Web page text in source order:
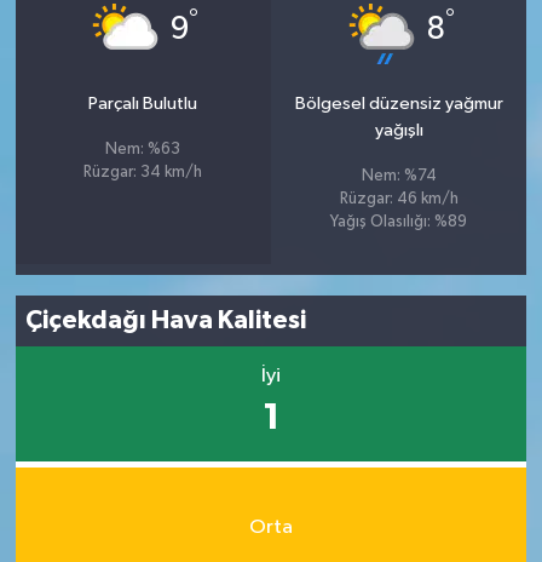
9°
Parçalı Bulutlu
Nem: %63
Rüzgar: 34 km/h
8°
Bölgesel düzensiz yağmur
yağışlı
Nem: %74
Rüzgar: 46 km/h
Yağış Olasılığı: %89
Çiçekdağı Hava Kalitesi
İyi
1
Orta